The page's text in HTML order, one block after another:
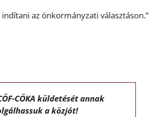
az önkormányzati választáson.”
CÖKA küldetését annak
a közjót!